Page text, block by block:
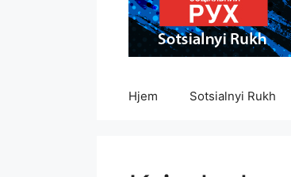
Hjem Sotsialnyi Rukh